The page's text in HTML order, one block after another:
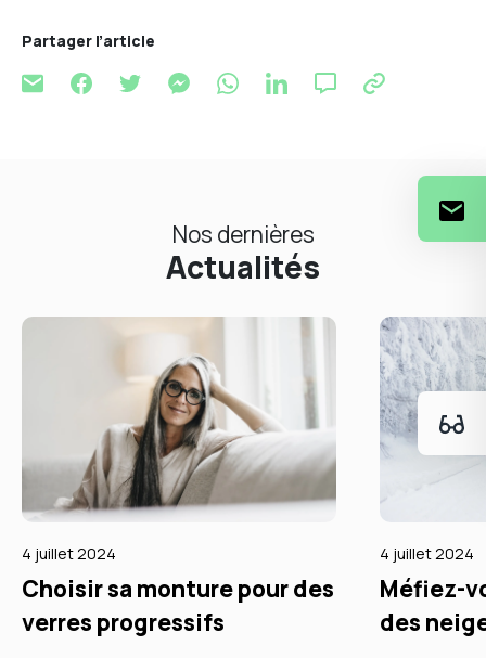
Partager l’article
Nos dernières
Actualités
4 juillet 2024
Choisir sa monture pour des
verres progressifs
4 juillet 2024
Méfiez-
des